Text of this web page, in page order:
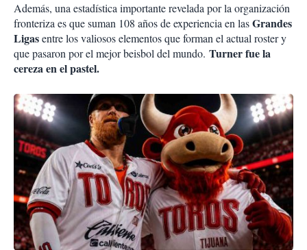
Además, una estadística importante revelada por la organización
fronteriza es que suman 108 años de experiencia en lasGrandes
Ligasentre los valiosos elementos que forman el actual roster y
que pasaron por el mejor beisbol del mundo. Turner fue la
cereza en el pastel.